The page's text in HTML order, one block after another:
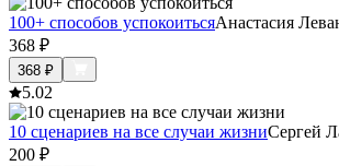
100+ способов успокоитьсяАнастасия
368 ₽
368 ₽
5.02
10 сценариев на все случаи жизниСергей
200 ₽